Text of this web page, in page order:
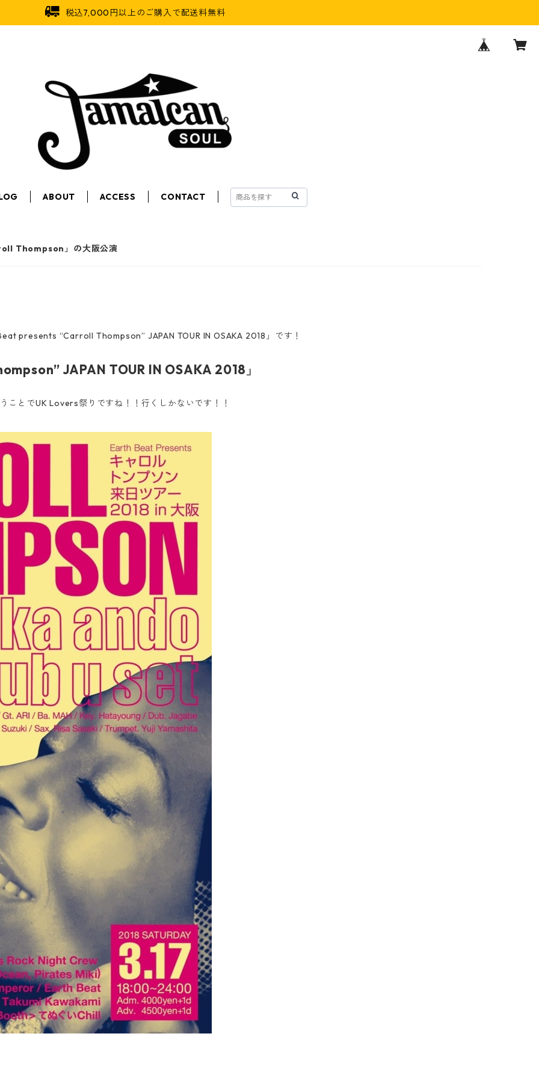
税込7,000円以上のご購入で配送料無料
ABOUT ACCESS CONTACT
Thompson」の大阪公演
presents “Carroll Thompson” JAPAN TOUR IN OSAKA 2018」です！
JAPAN TOUR IN OSAKA 2018」
とでUK Lovers祭りですね！！行くしかないです！！